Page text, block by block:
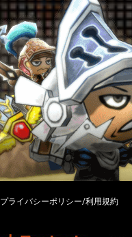
プライバシーポリシー/利用規約